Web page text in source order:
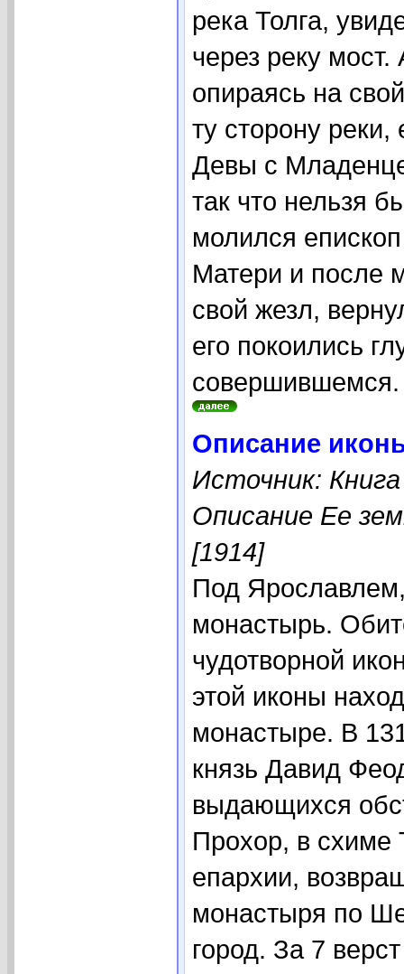
река Толга,
через реку
опираясь на
ту сторону
Девы с
так что нельзя
молился
Матери и после
свой жезл,
его покоились
совершившемся.
Описание
Источник:
Описание Ее
[1914]
Под
монастырь.
чудотворной
этой иконы
монастыре. В
князь Давид
выдающихся
Прохор, в схиме
епархии,
монастыря по
город. За 7